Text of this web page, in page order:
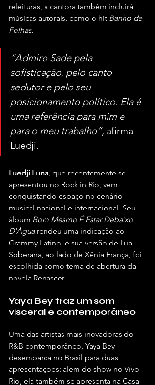
releituras, a cantora também incluirá
músicas autorais, como o hit Banho de
Folhas.
“Admiro Sade pela
sofisticação, pelo canto
sedutor e pelo seu
posicionamento político. Ela é
uma referência para mim e
para o meu trabalho”, afirma
Luedji.
Luedji Luna , que recentemente se
apresentou no Rock in Rio, vem
conquistando espaço no cenário
musical nacional e internacional. Seu
álbum Bom Mesmo É Estar Debaixo
D'Água rendeu uma indicação ao
Grammy Latino, e sua versão de Lua
Soberana, ao lado de Xênia França, foi
escolhida como tema de abertura da
novela Renascer.
Yaya Bey traz um som
visceral e contemporâneo
Uma das artistas mais inovadoras do
R&B contemporâneo, Yaya Bey
desembarca no Brasil para duas
apresentações: além do show no Vivo
Rio, ela também se apresenta na Casa